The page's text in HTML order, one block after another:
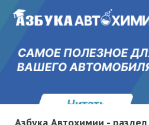
Сетевое издание «Kolesa.ru»,
службой по надзору в сфере связи,
массовых коммуникаций, номер
Любое использование материалов,
www.kolesa.ru, допускается только
правообладателя. Учредитель ООО